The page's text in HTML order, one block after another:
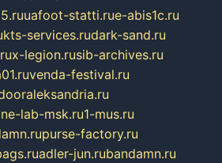
uafoot-statti.rue-abis1c.ru
kts-services.rudark-sand.ru
x-legion.rusib-archives.ru
venda-festival.ru
lab-msk.ru1-mus.ru
purse-factory.ru
adler-jun.rubandamn.ru